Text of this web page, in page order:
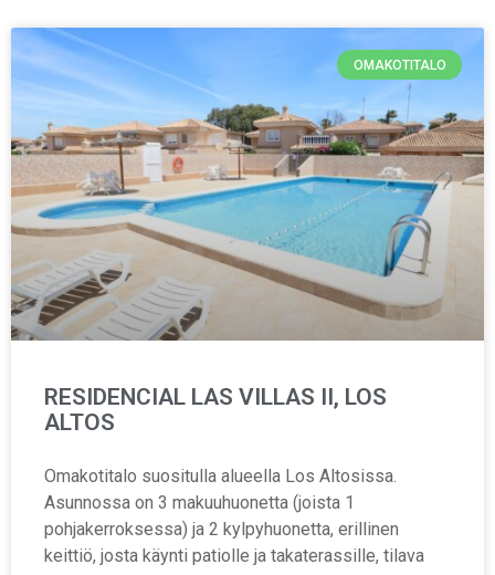
OMAKOTITALO
RESIDENCIAL LAS VILLAS II, LOS
ALTOS
Omakotitalo suositulla alueella Los Altosissa.
Asunnossa on 3 makuuhuonetta (joista 1
pohjakerroksessa) ja 2 kylpyhuonetta, erillinen
keittiö, josta käynti patiolle ja takaterassille, tilava